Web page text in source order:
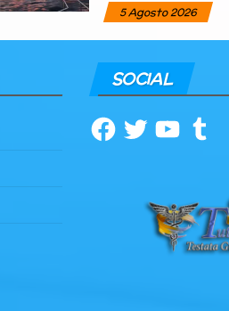
5 Agosto 2026
SOCIAL
Facebook
TwitterYouTubeTumblr